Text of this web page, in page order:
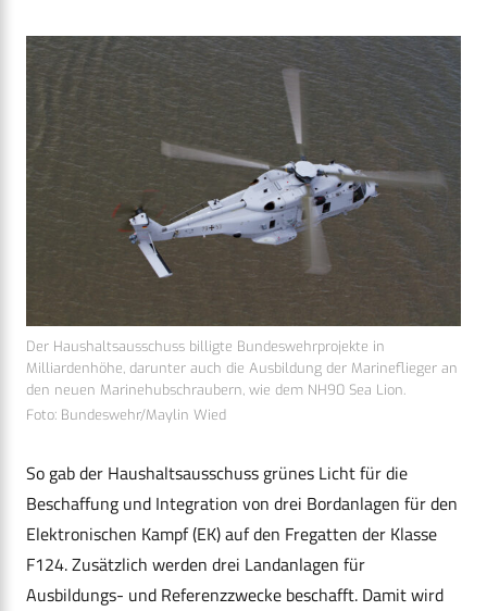
Der Haushaltsausschuss billigte Bundeswehrprojekte in
Milliardenhöhe, darunter auch die Ausbildung der Marineflieger an
den neuen Marinehubschraubern, wie dem NH90 Sea Lion.
Foto: Bundeswehr/Maylin Wied
So gab der Haushaltsausschuss grünes Licht für die
Beschaffung und Integration von drei Bordanlagen für den
Elektronischen Kampf (EK) auf den Fregatten der Klasse
F124. Zusätzlich werden drei Landanlagen für
Ausbildungs- und Referenzzwecke beschafft. Damit wird